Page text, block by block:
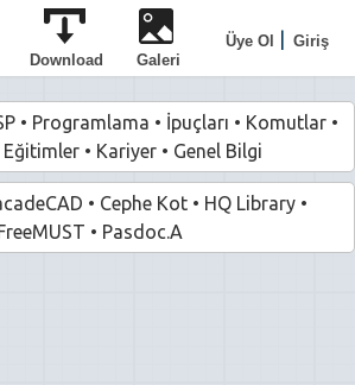
Üye Ol
Giriş
Download Galeri
• Programlama • İpuçları • Komutlar •
Eğitimler • Kariyer • Genel Bilgi
• Cephe Kot• HQ Library•
• Pasdoc.A